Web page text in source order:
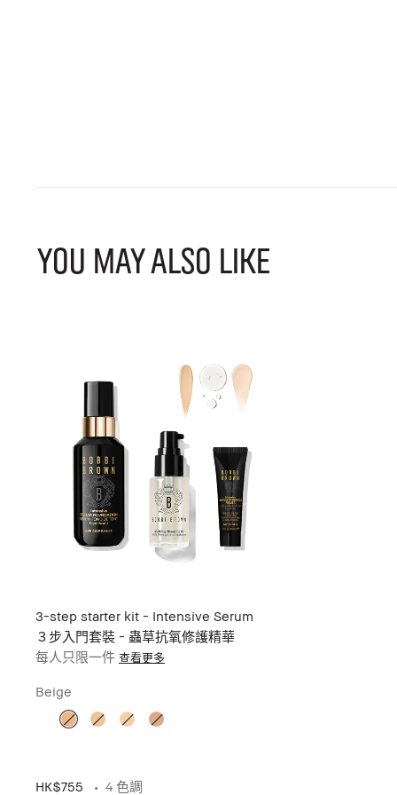
YOU MAY ALSO LIKE
3-step starter kit - Intensive Serum
３步入門套裝 - 蟲草抗氧修護精華
每人只限一件 查看更多
Beige
HK$755 4 色調